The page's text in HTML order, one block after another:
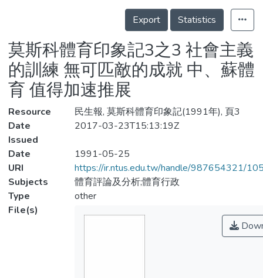
Statistics
Details
Export
Statistics
莫斯科體育印象記3之3 社會主義
的訓練 無可匹敵的成就 中、蘇體
育 值得加速推展
Resource
民生報, 莫斯科體育印象記(1991年), 頁3
Date
Issued
2017-03-23T15:13:19Z
Date
1991-05-25
URI
https://ir.ntus.edu.tw/handle/987654321/
Subjects
體育評論及分析;體育行政
Type
other
File(s)